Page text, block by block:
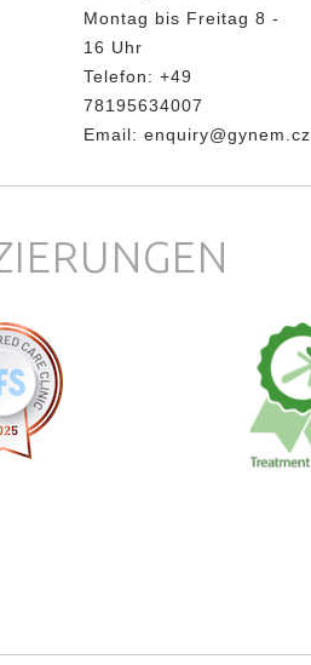
Montag bis Freitag 8 -
16 Uhr
Telefon: +49
78195634007
Email: enquiry@gynem.cz